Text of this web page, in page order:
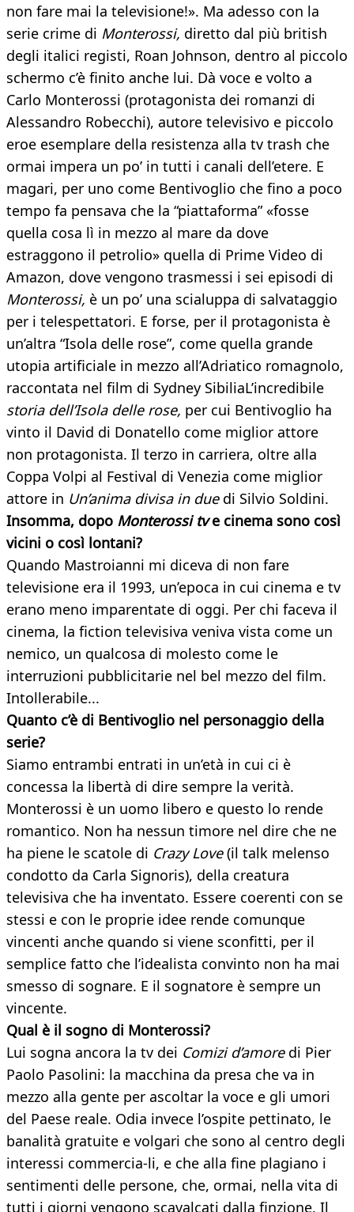
non fare mai la televisione!». Ma adesso con la
serie crime di Monterossi, diretto dal più british
degli italici registi, Roan Johnson, dentro al piccolo
schermo c’è finito anche lui. Dà voce e volto a
Carlo Monterossi (protagonista dei romanzi di
Alessandro Robecchi), autore televisivo e piccolo
eroe esemplare della resistenza alla tv trash che
ormai impera un po’ in tutti i canali dell’etere. E
magari, per uno come Bentivoglio che fino a poco
tempo fa pensava che la “piattaforma” «fosse
quella cosa lì in mezzo al mare da dove
estraggono il petrolio» quella di Prime Video di
Amazon, dove vengono trasmessi i sei episodi di
Monterossi, è un po’ una scialuppa di salvataggio
per i telespettatori. E forse, per il protagonista è
un’altra “Isola delle rose”, come quella grande
utopia artificiale in mezzo all’Adriatico romagnolo,
raccontata nel film di Sydney SibiliaL’incredibile
storia dell’Isola delle rose, per cui Bentivoglio ha
vinto il David di Donatello come miglior attore
non protagonista. Il terzo in carriera, oltre alla
Coppa Volpi al Festival di Venezia come miglior
attore in Un’anima divisa in duedi Silvio Soldini.
Insomma, dopo Monterossi tv e cinema sono così
vicini o così lontani?
Quando Mastroianni mi diceva di non fare
televisione era il 1993, un’epoca in cui cinema e tv
erano meno imparentate di oggi. Per chi faceva il
cinema, la fiction televisiva veniva vista come un
nemico, un qualcosa di molesto come le
interruzioni pubblicitarie nel bel mezzo del film.
Intollerabile...
Quanto c’è di Bentivoglio nel personaggio della
serie?
Siamo entrambi entrati in un’età in cui ci è
concessa la libertà di dire sempre la verità.
Monterossi è un uomo libero e questo lo rende
romantico. Non ha nessun timore nel dire che ne
ha piene le scatole di Crazy Love(il talk melenso
condotto da Carla Signoris), della creatura
televisiva che ha inventato. Essere coerenti con se
stessi e con le proprie idee rende comunque
vincenti anche quando si viene sconfitti, per il
semplice fatto che l’idealista convinto non ha mai
smesso di sognare. E il sognatore è sempre un
vincente.
Qual è il sogno di Monterossi?
Lui sogna ancora la tv dei Comizi d’amoredi Pier
Paolo Pasolini: la macchina da presa che va in
mezzo alla gente per ascoltar la voce e gli umori
del Paese reale. Odia invece l’ospite pettinato, le
banalità gratuite e volgari che sono al centro degli
interessi commercia-li, e che alla fine plagiano i
sentimenti delle persone, che, ormai, nella vita di
tutti i giorni vengono scavalcati dalla finzione. Il